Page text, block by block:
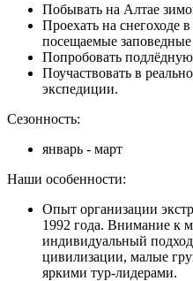
Побывать на Алтае
Проехать на снегоходе
посещаемые
Попробовать
Поучаствовать в
экспедиции.
Сезонность:
январь - март
Наши особенности:
Опыт организации
1992 года. Внимание к
индивидуальный
цивилизации, малые
яркими тур-лидерами.